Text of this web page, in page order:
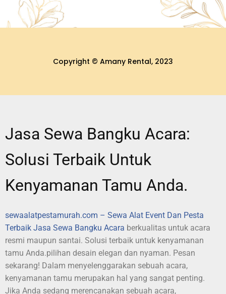
Copyright © Amany Rental, 2023
Jasa Sewa Bangku Acara:
Solusi Terbaik Untuk
Kenyamanan Tamu Anda.
sewaalatpestamurah.com – Sewa Alat Event Dan Pesta
Terbaik Jasa Sewa Bangku Acara berkualitas untuk acara
resmi maupun santai. Solusi terbaik untuk kenyamanan
tamu Anda.pilihan desain elegan dan nyaman. Pesan
sekarang! Dalam menyelenggarakan sebuah acara,
kenyamanan tamu merupakan hal yang sangat penting.
Jika Anda sedang merencanakan sebuah acara,